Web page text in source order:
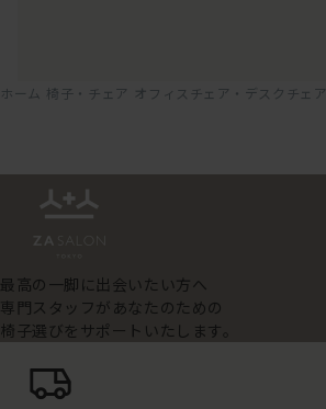
ホーム 椅子・チェア オフィスチェア・デスクチェア
最高の一脚に出会いたい方へ
専門スタッフがあなたのための
椅子選びをサポートいたします。